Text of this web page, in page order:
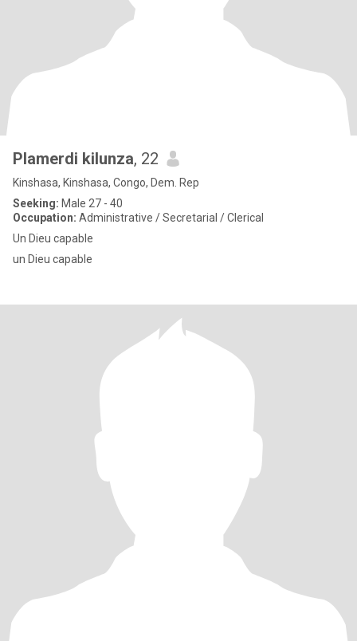
Plamerdi kilunza, 22
Kinshasa, Kinshasa, Congo, Dem. Rep
Seeking: Male 27 - 40
Occupation: Administrative / Secretarial / Clerical
Un Dieu capable
un Dieu capable